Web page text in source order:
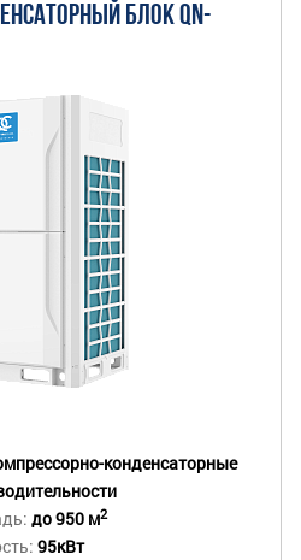
БЛОК QN-
конденсаторные
до 950 м2
95кВт